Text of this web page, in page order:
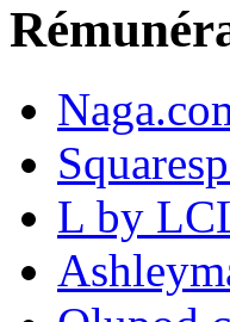
L by